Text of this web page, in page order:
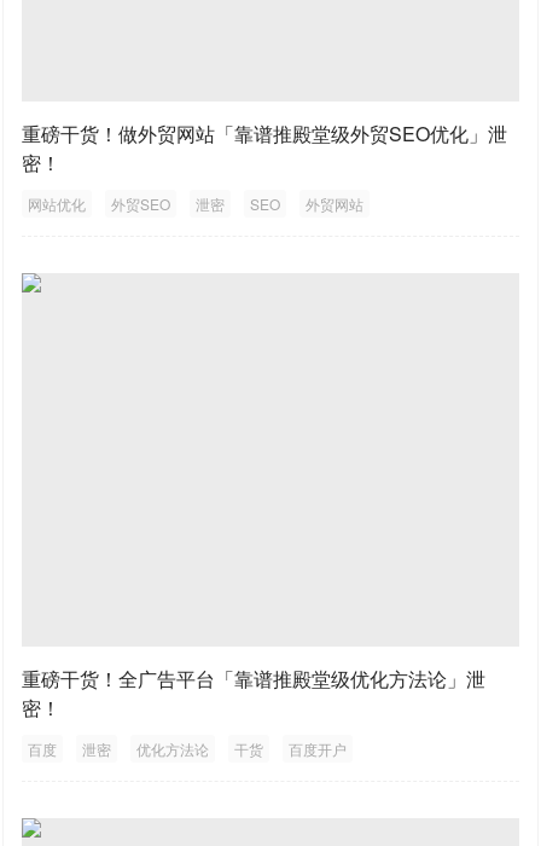
重磅干货！做外贸网站「靠谱推殿堂级外贸SEO优化」泄
密！
网站优化 外贸SEO 泄密 SEO 外贸网站
重磅干货！全广告平台「靠谱推殿堂级优化方法论」泄
密！
百度 泄密 优化方法论 干货 百度开户